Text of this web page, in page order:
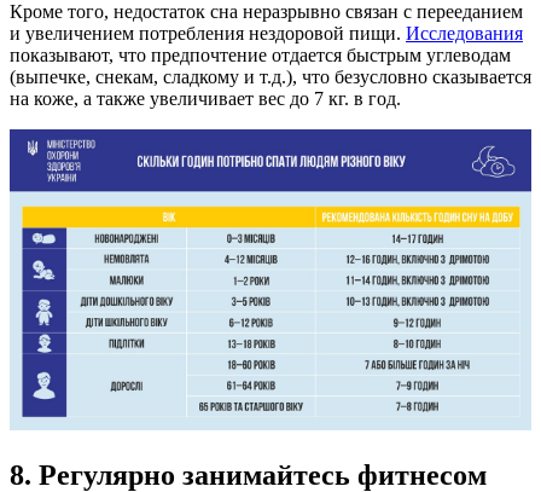
Кроме того, недостаток сна неразрывно связан с перееданием
и увеличением потребления нездоровой пищи. Исследования
показывают, что предпочтение отдается быстрым углеводам
(выпечке, снекам, сладкому и т.д.), что безусловно сказывается
на коже, а также увеличивает вес до 7 кг. в год.
8. Регулярно занимайтесь фитнесом